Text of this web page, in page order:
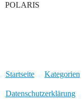
POLARIS
Startseite Kategorien
Datenschutzerklärung